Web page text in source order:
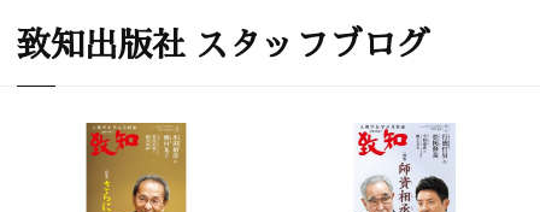
致知出版社 スタッフブログ